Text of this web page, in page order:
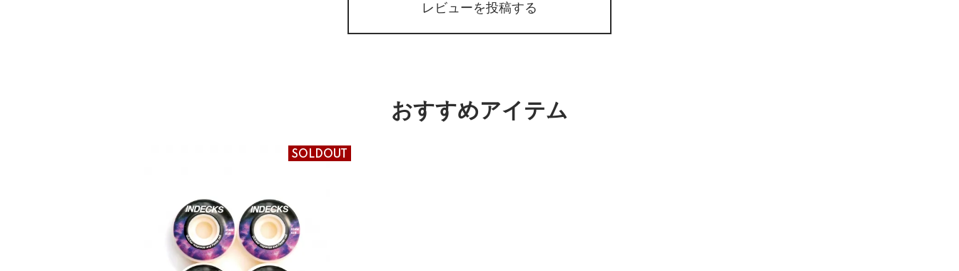
レビューを投稿する
おすすめアイテム
SOLDOUT